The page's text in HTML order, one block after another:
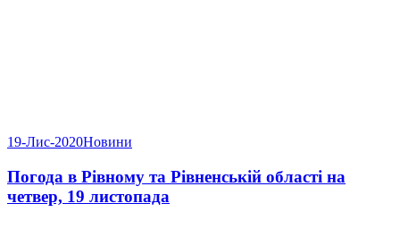
19-Лис-2020Новини
Погода в Рівному та Рівненській області на
четвер, 19 листопада